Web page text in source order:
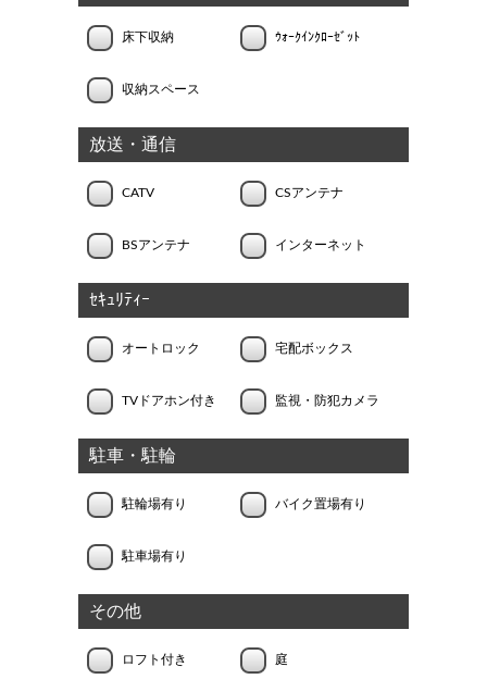
床下収納 ｳｫｰｸｲﾝｸﾛｰｾﾞｯﾄ
収納スペース
放送・通信
CATV CSアンテナ
BSアンテナ インターネット
ｾｷｭﾘﾃｨｰ
オートロック 宅配ボックス
TVドアホン付き 監視・防犯カメラ
駐車・駐輪
駐輪場有り バイク置場有り
駐車場有り
その他
ロフト付き 庭